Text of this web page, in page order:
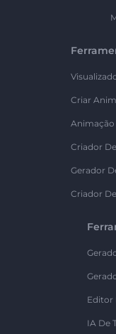
Criar
Animação
Criador
Gerador
Criador
Editor
IA De